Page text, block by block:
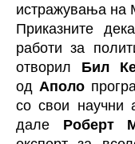
истражувања на
Приказните
работи за
отворил Бил
од Аполо
со свои научни
дале Роберт